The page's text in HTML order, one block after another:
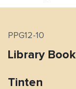
PPG12-10
Library Book
Tinten